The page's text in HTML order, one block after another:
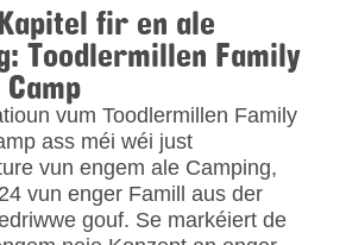
fir en ale
Toodlermillen Family
vum Toodlermillen Family
ass méi wéi just
vun engem ale Camping,
vun enger Famill aus der
gouf. Se markéiert de